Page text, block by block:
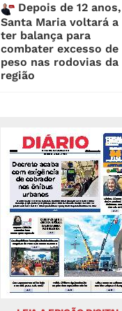
Depois de 12 anos,
Santa Maria voltará a
ter balança para
combater excesso de
peso nas rodovias da
região